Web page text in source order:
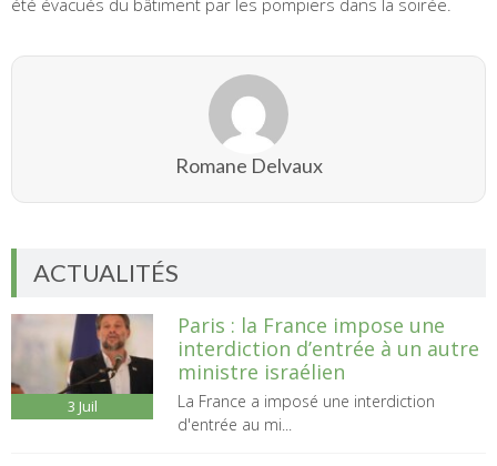
Romane Delvaux
ACTUALITÉS
3 Juil
Paris : la France impose une
interdiction d’entrée à un autre
ministre israélien
La France a imposé une interdiction
d'entrée au mi...